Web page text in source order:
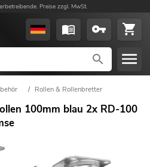
Preise zzgl. MwSt.
/ Rollen & Rollenbretter
100mm blau 2x RD-100